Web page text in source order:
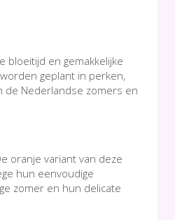
bloeitijd en gemakkelijke
geplant in perken,
de Nederlandse zomers en
oranje variant van deze
hun eenvoudige
zomer en hun delicate